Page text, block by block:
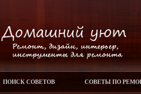
ПОИСК СОВЕТОВ СОВЕТЫ ПО